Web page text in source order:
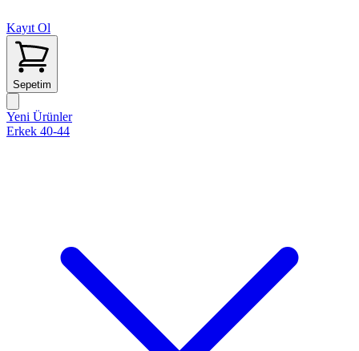
Kayıt Ol
Sepetim
Yeni Ürünler
Erkek 40-44